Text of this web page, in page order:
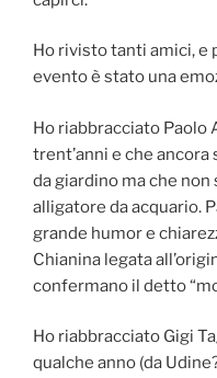
Ho rivisto tanti amici, e
evento è stato una
Ho riabbracciato Paolo
trent’anni e che
da giardino ma che
alligatore da acquario.
grande humor e
Chianina legata
confermano il detto
Ho riabbracciato Gigi
qualche anno (da